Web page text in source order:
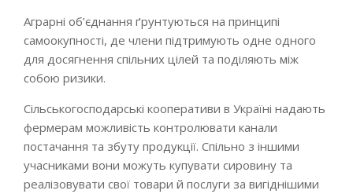
Аграрні об’єднання ґрунтуються на принципі
самоокупності, де члени підтримують одне одного
для досягнення спільних цілей та поділяють між
собою ризики.
Сільськогосподарські кооперативи в Україні надають
фермерам можливість контролювати канали
постачання та збуту продукції. Спільно з іншими
учасниками вони можуть купувати сировину та
реалізовувати свої товари й послуги за вигіднішими